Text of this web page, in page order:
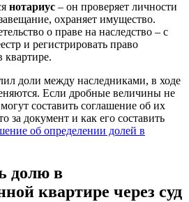
нотариус – он проверяет личности
охраняет имущество.
о праве на наследство – с
и регистрировать право
квартире.
доли между наследниками, в ходе
Если дробные величины не
составить соглашение об их
за документ и как его составить
об определении долей в
долю в
квартире через суд